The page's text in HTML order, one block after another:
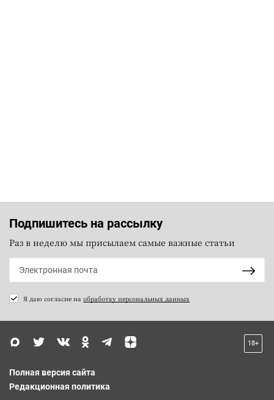
Подпишитесь на рассылку
Раз в неделю мы присылаем самые важные статьи
Я даю согласие на обработку персональных данных
18+
Полная версия сайта
Редакционная политика